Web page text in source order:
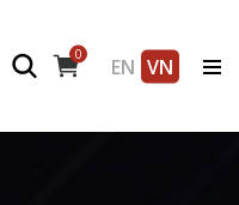
0 EN VN